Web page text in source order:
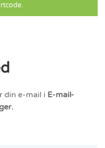
din e-mail i E-mail-